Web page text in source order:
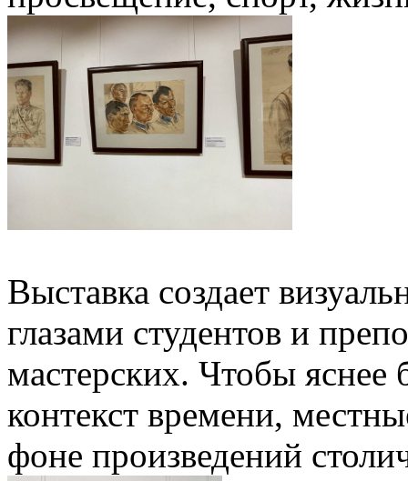
Выставка создает
глазами студентов и
мастерских. Чтобы яснее
контекст времени,
фоне произведений